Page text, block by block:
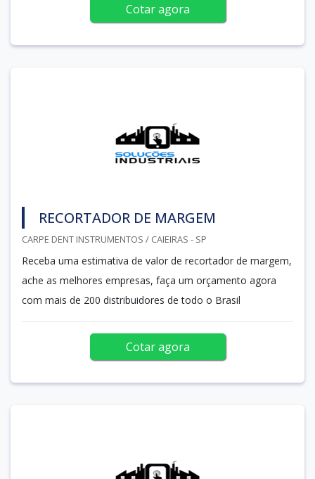
Cotar agora
RECORTADOR DE MARGEM
CARPE DENT INSTRUMENTOS / CAIEIRAS - SP
Receba uma estimativa de valor de recortador de margem,
ache as melhores empresas, faça um orçamento agora
com mais de 200 distribuidores de todo o Brasil
Cotar agora